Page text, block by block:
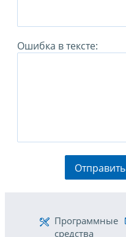
Ошибка в тексте:
Отправить
Программные
средства